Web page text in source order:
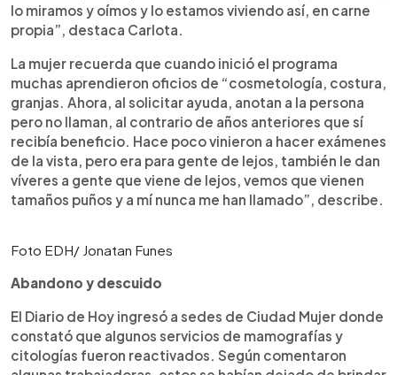
lo miramos y oímos y lo estamos viviendo así, en carne
propia”, destaca Carlota.
La mujer recuerda que cuando inició el programa
muchas aprendieron oficios de “cosmetología, costura,
granjas. Ahora, al solicitar ayuda, anotan a la persona
pero no llaman, al contrario de años anteriores que sí
recibía beneficio. Hace poco vinieron a hacer exámenes
de la vista, pero era para gente de lejos, también le dan
víveres a gente que viene de lejos, vemos que vienen
tamaños puños y a mí nunca me han llamado”, describe.
Foto EDH/ Jonatan Funes
Abandono y descuido
El Diario de Hoy ingresó a sedes de Ciudad Mujer donde
constató que algunos servicios de mamografías y
citologías fueron reactivados. Según comentaron